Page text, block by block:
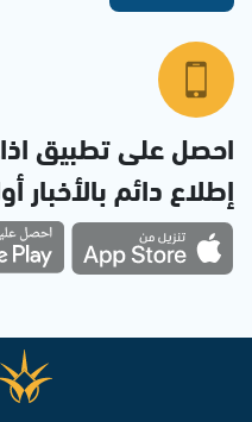
احصل على تطبيق
إطلاع دائم بالأخبار